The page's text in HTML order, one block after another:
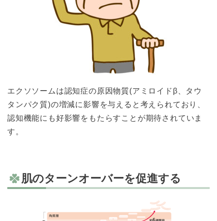
エクソソームは認知症の原因物質(アミロイドβ、タウ
タンパク質)の増減に影響を与えると考えられており、
認知機能にも好影響をもたらすことが期待されていま
す。
肌のターンオーバーを促進する